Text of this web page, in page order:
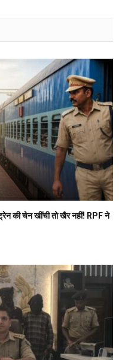
की चेन खींची तो खैर नहीं! RPF ने